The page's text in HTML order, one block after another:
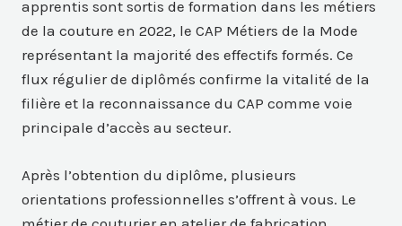
apprentis sont sortis de formation dans les métiers
de la couture en 2022, le CAP Métiers de la Mode
représentant la majorité des effectifs formés. Ce
flux régulier de diplômés confirme la vitalité de la
filière et la reconnaissance du CAP comme voie
principale d’accès au secteur.
Après l’obtention du diplôme, plusieurs
orientations professionnelles s’offrent à vous. Le